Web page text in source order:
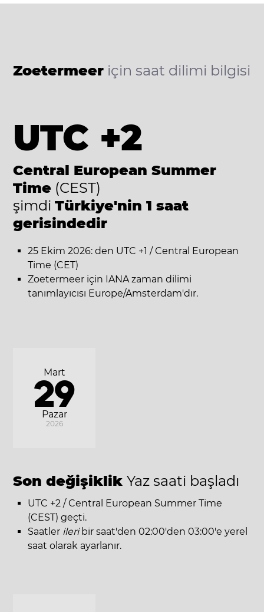
Zoetermeer için saat dilimi bilgisi
UTC +2
Central European Summer
Time (CEST)
şimdi Türkiye'nin 1 saat
gerisindedir
25 Ekim 2026: den UTC +1 / Central European
Time (CET)
Zoetermeer için IANA zaman dilimi
tanımlayıcısı Europe/Amsterdam'dır.
Pazar
Mart
29
2026
Son değişiklikYaz saati başladı
UTC +2 / Central European Summer Time
(CEST) geçti.
Saatler ileribir saat'den 02:00'den 03:00'e yerel
saat olarak ayarlanır.